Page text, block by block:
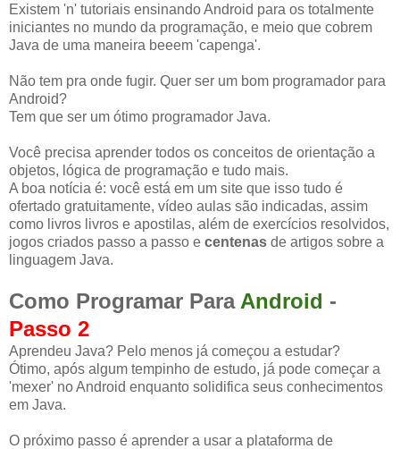
Existem 'n' tutoriais ensinando Android para os totalmente
iniciantes no mundo da programação, e meio que cobrem
Java de uma maneira beeem 'capenga'.
Não tem pra onde fugir. Quer ser um bom programador para
Android?
Tem que ser um ótimo programador Java.
Você precisa aprender todos os conceitos de orientação a
objetos, lógica de programação e tudo mais.
A boa notícia é: você está em um site que isso tudo é
ofertado gratuitamente, vídeo aulas são indicadas, assim
como livros livros e apostilas, além de exercícios resolvidos,
jogos criados passo a passo e centenas de artigos sobre a
linguagem Java.
Como Programar Para Android -
Passo 2
Aprendeu Java? Pelo menos já começou a estudar?
Ótimo, após algum tempinho de estudo, já pode começar a
'mexer' no Android enquanto solidifica seus conhecimentos
em Java.
O próximo passo é aprender a usar a plataforma de